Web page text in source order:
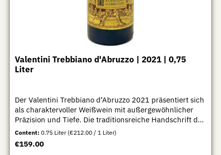
Valentini Trebbiano d'Abruzzo | 2021 | 0,75
Liter
Der Valentini Trebbiano d’Abruzzo 2021 präsentiert sich
als charaktervoller Weißwein mit außergewöhnlicher
Präzision und Tiefe. Die traditionsreiche Handschrift des
Hauses Valentini zeigt sich in einem Wein, der Herkunft,
Handwerk und Zeit auf eindrucksvolle Weise verbindet.
In der Nase entfalten sich elegante Aromen von
Content:0.75 Liter (€212.00 / 1 Liter)
Regular price:
€159.00